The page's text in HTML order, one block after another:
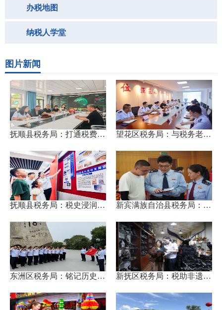
办税地图
纳税人学堂
微博微信
图片新闻
抚顺县税务局：打通税费“最... 望花区税务局：与税务老兵共...
抚顺县税务局：税史浸润童心... 新宾满族自治县税务局：答疑...
东洲区税务局：铭记历史守初... 新抚区税务局：税助非遗绽新...